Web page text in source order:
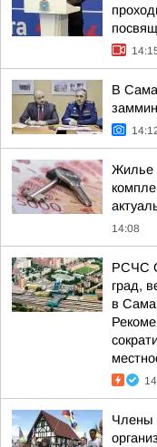
В
Жилье
14:08
РСЧС
град,
в
Члены